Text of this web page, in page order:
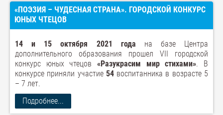
«ПОЭЗИЯ – ЧУДЕСНАЯ СТРАНА». ГОРОДСКОЙ КОНКУРС
ЮНЫХ ЧТЕЦОВ
14 и 15 октября 2021 года на базе Центра
дополнительного образования прошел VII городской
конкурс юных чтецов «Разукрасим мир стихами». В
конкурсе приняли участие 54воспитанника в возрасте 5
– 7 лет.
Подробнее...